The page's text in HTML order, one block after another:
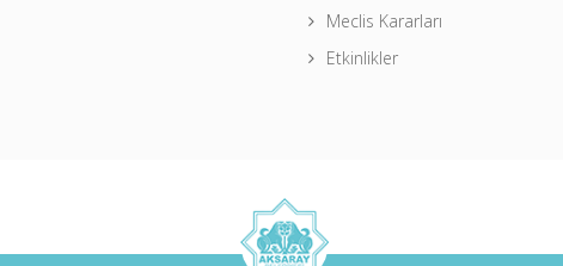
Meclis Kararları
Etkinlikler